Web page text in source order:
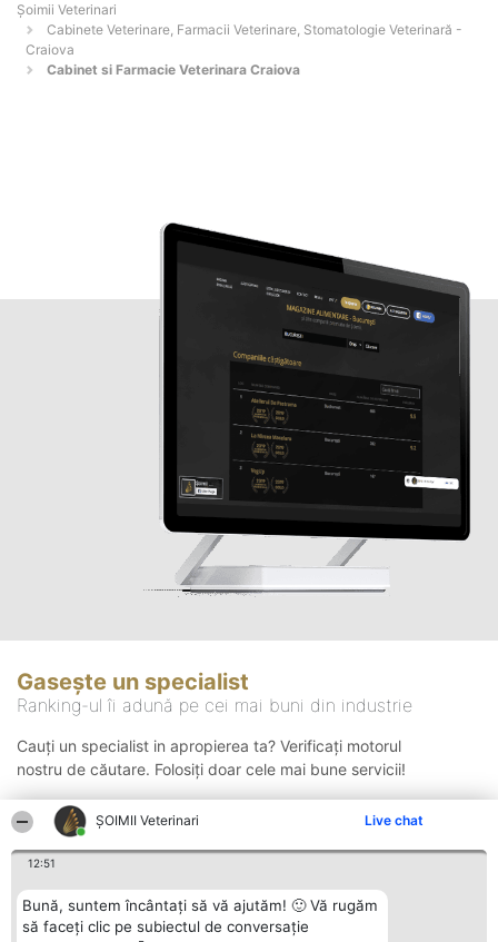
ȘOIMII Veterinari Live chat
12:51
Bună, suntem încântați să vă ajutăm! 🙂 Vă rugăm
să faceți clic pe subiectul de conversație
Șoimii Veterinari
Cabinete Veterinare, Farmacii Veterinare, Stomatologie Veterinară -
Craiova
Cabinet si Farmacie Veterinara Craiova
Gasește un specialist
Ranking-ul îi adună pe cei mai buni din industrie
Cauți un specialist in apropierea ta? Verificați motorul
nostru de căutare. Folosiți doar cele mai bune servicii!